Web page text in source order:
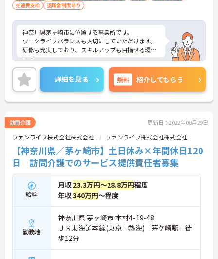
交通費支給
退職金制度あり
神奈川県茅ヶ崎市に位置する事業所です。
ワークライフバランスも大切にしていただけます。
研修も充実しており、スキルアップも目指せる環境
です。
ご興味のある方は是非お気軽にお問い合わせくださ
い。
詳細を見る 無料 紹介してもらう
訪問介護 更新日：2022年08月29日
ファンライフ株式会社株式会社 ファンライフ株式会社株式会社
【神奈川県／茅ヶ崎市】土日休み×年間休日120
日 訪問介護でのサービス提供責任者募集
給料
月収 23.3万円～28.8万円程度
年収340万円～程度
勤務地
神奈川県 茅ヶ崎市 本村4-19-48
ＪＲ東海道本線(東京－熱海)「茅ケ崎駅」徒
歩12分